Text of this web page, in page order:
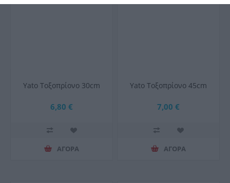
Yato Τοξοπρίονο 30cm
6,80 €
ΑΓΟΡΑ
Yato Τοξοπρίονο 45cm
7,00 €
ΑΓΟΡΑ